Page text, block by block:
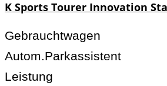
K Sports Tourer Innovation
Gebrauchtwagen
Autom.Parkassistent
Leistung